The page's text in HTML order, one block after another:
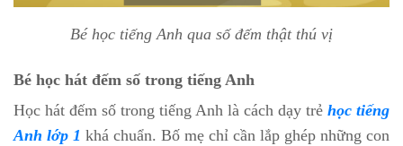
Bé học tiếng Anh qua số đếm thật thú vị
Bé học hát đếm số trong tiếng Anh
Học hát đếm số trong tiếng Anh là cách dạy trẻ học tiếng
Anh lớp 1 khá chuẩn. Bố mẹ chỉ cần lắp ghép những con